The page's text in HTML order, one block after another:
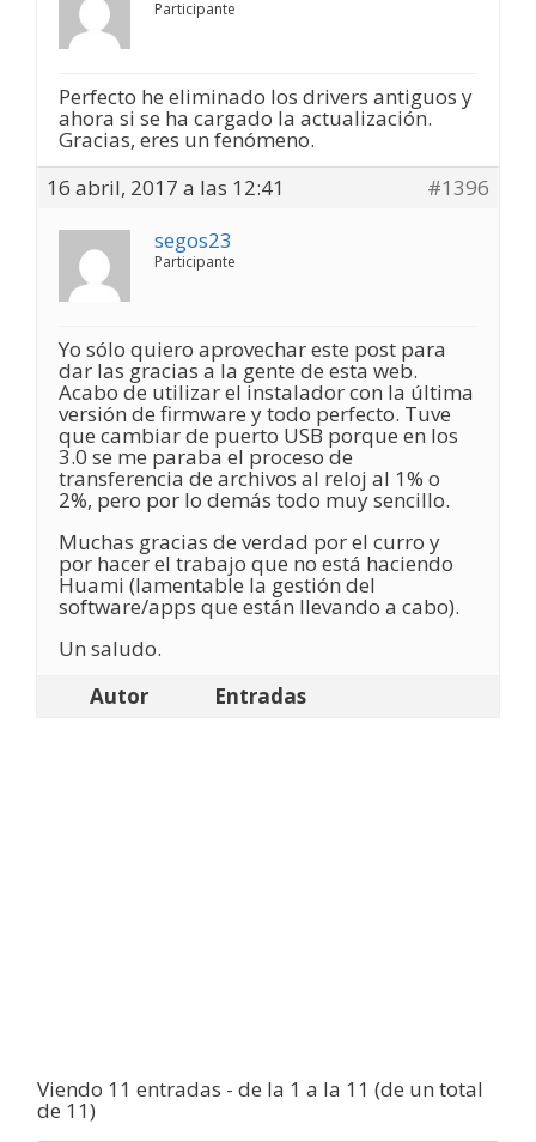
Participante
Perfecto he eliminado los drivers antiguos y
ahora si se ha cargado la actualización.
Gracias, eres un fenómeno.
16 abril, 2017 a las 12:41
#1396
segos23
Participante
Yo sólo quiero aprovechar este post para
dar las gracias a la gente de esta web.
Acabo de utilizar el instalador con la última
versión de firmware y todo perfecto. Tuve
que cambiar de puerto USB porque en los
3.0 se me paraba el proceso de
transferencia de archivos al reloj al 1% o
2%, pero por lo demás todo muy sencillo.
Muchas gracias de verdad por el curro y
por hacer el trabajo que no está haciendo
Huami (lamentable la gestión del
software/apps que están llevando a cabo).
Un saludo.
Autor
Entradas
Viendo 11 entradas - de la 1 a la 11 (de un total
de 11)